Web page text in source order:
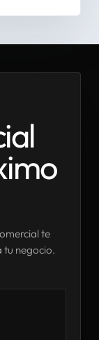
te
tu negocio.